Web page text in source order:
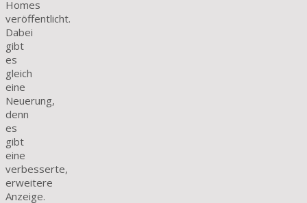
Homes
veröffentlicht.
Dabei
gibt
es
gleich
eine
Neuerung,
denn
es
gibt
eine
verbesserte,
erweitere
Anzeige.